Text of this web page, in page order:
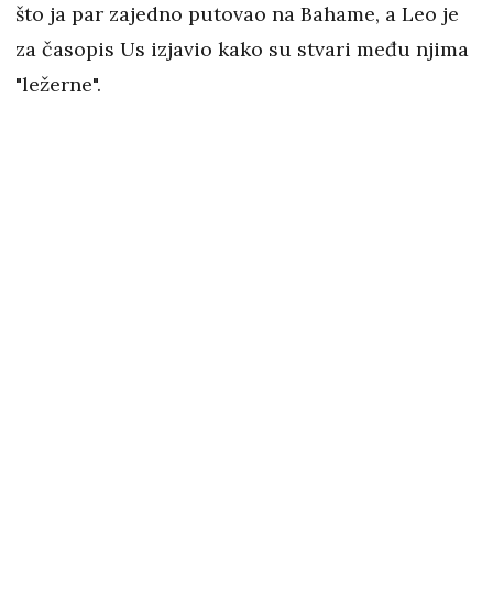
što ja par zajedno putovao na Bahame, a Leo je
za časopis Us izjavio kako su stvari među njima
"ležerne".